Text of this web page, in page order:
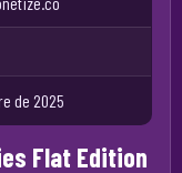
de 2025
Flat Edition